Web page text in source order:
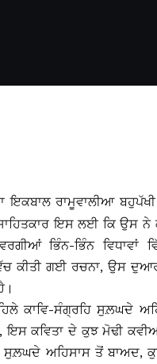
ਇਕਬਾਲ ਰਾਮੂਵਾਲੀਆ
ਇਸ ਲਈ ਕਿ ਉਸ ਨੇ
ਭਿੰਨ-ਭਿੰਨ ਵਿਧਾਵਾਂ
ਕੀਤੀ ਗਈ ਰਚਨਾ, ਉਸ
ਕਾਵਿ-ਸੰਗ੍ਰਹਿ ਸੁਲ਼ਘਦੇ
ਇਸ ਕਵਿਤਾ ਦੇ ਕੁਝ ਮੋਢੀ
ਸੁਲ਼ਘਦੇ ਅਹਿਸਾਸ ਤੋਂ ਬਾਅਦ,